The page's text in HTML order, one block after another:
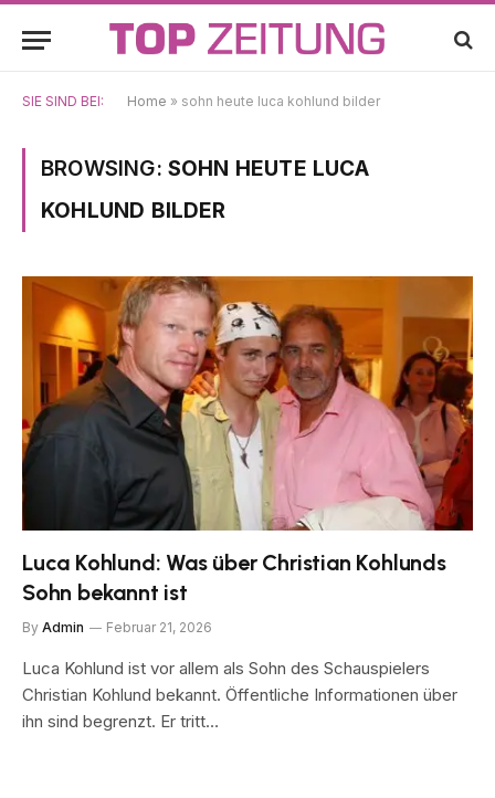
SIE SIND BEI: Home » sohn heute luca kohlund bilder
BROWSING: SOHN HEUTE LUCA
KOHLUND BILDER
Luca Kohlund: Was über Christian Kohlunds
Sohn bekannt ist
By Admin Februar 21, 2026
Luca Kohlund ist vor allem als Sohn des Schauspielers
Christian Kohlund bekannt. Öffentliche Informationen über
ihn sind begrenzt. Er tritt…